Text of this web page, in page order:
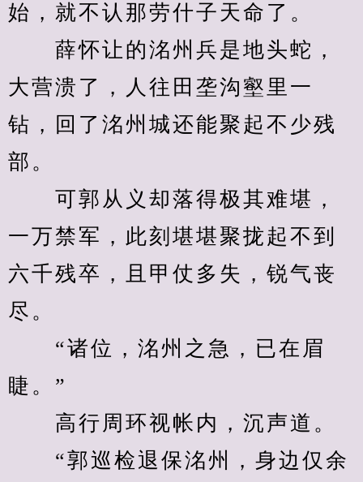
始，就不认那劳什子天命了。
薛怀让的洺州兵是地头蛇，
大营溃了，人往田垄沟壑里一
钻，回了洺州城还能聚起不少残
部。
可郭从义却落得极其难堪，
一万禁军，此刻堪堪聚拢起不到
六千残卒，且甲仗多失，锐气丧
尽。
“诸位，洺州之急，已在眉
睫。”
高行周环视帐内，沉声道。
“郭巡检退保洺州，身边仅余